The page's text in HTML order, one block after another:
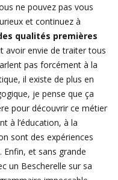
ne pouvez pas vous
et continuez à
qualités premières
avoir envie de traiter tous
pas forcément à la
il existe de plus en
je pense que ça
pour découvrir ce métier
à l’éducation, à la
sont des expériences
et sans grande
un Bescherelle sur sa